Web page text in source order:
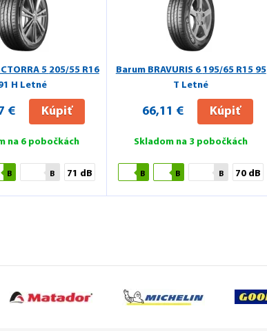
5 205/55 R16
H Letné
€ Kúpiť
na 6 pobočkách
B B 71 dB
Barum BRAVURIS 6 195/65 R15 95
T Letné
66,11 € Kúpiť
Skladom na 3 pobočkách
B B B 70 dB